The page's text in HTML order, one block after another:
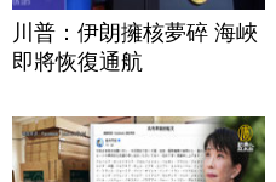
川普：伊朗擁核夢碎 海峽
即將恢復通航